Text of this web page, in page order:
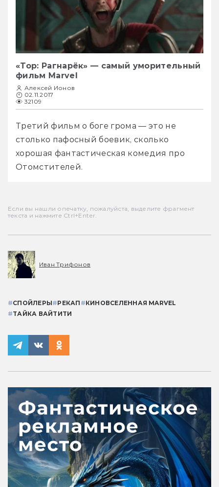
«Тор: Рагнарёк» — самый уморительный
фильм Marvel
Алексей Ионов
02.11.2017
32109
Третий фильм о боге грома — это не
столько пафосный боевик, сколько
хорошая фантастическая комедия про
Отомстителей.
Если вы нашли опечатку, пожалуйста, выделите фрагмент
текста и нажмите Ctrl+Enter.
Иван Трифонов
#СПОЙЛЕРЫ#РЕКАП #КИНОВСЕЛЕННАЯ MARVEL
#ТАЙКА ВАЙТИТИ